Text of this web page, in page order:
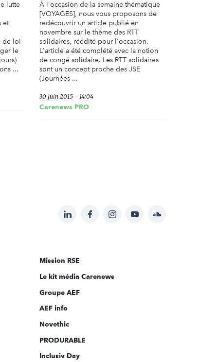
lutte
et
de loi
le
...
À l'occasion de la semaine thématique
[VOYAGES], nous vous proposons de
redécouvrir un article publié en
novembre sur le thème des RTT
solidaires, réédité pour l'occasion.
L'article a été complété avec la notion
de congé solidaire. Les RTT solidaires
sont un concept proche des JSE
(Journées ...
30 juin 2015 - 14:04
Carenews PRO
Suivez-
sur:
LinkedInFacebookInstagramYouTubeSoundcloud
Mission RSE
Le kit média Carenews
Groupe AEF
AEF info
Novethic
PRODURABLE
Inclusiv Day